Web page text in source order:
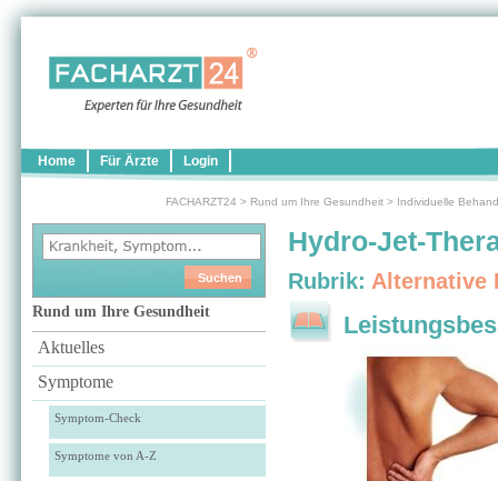
Home Für Ärzte Login
FACHARZT24 > Rund um Ihre Gesundheit > Individuelle
Rund um Ihre Gesundheit
Aktuelles
Symptome
Symptom-Check
Symptome von A-Z
Hydro-Jet-
Rubrik: Alternative